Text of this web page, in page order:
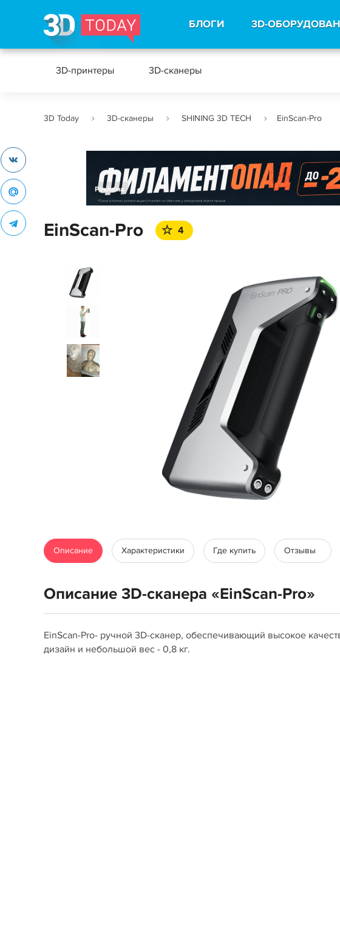
БЛОГИ 3D-
3D-принтеры 3D-сканеры
3D Today 3D-сканеры SHINING 3D TECH EinScan-Pro
Реклама
EinScan-Pro 4
Описание Характеристики Где купить Отзывы
Описание 3D-сканера «EinScan-Pro»
EinScan-Pro- ручной 3D-сканер, обеспечивающий высокое
дизайн и небольшой вес - 0,8 кг.